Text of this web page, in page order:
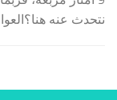
نتحدث عنه